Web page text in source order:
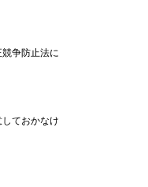
争防止法に
ておかなけ